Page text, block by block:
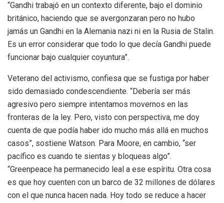
“Gandhi trabajó en un contexto diferente, bajo el dominio
británico, haciendo que se avergonzaran pero no hubo
jamás un Gandhi en la Alemania nazi ni en la Rusia de Stalin.
Es un error considerar que todo lo que decía Gandhi puede
funcionar bajo cualquier coyuntura”.
Veterano del activismo, confiesa que se fustiga por haber
sido demasiado condescendiente. “Debería ser más
agresivo pero siempre intentamos movernos en las
fronteras de la ley. Pero, visto con perspectiva, me doy
cuenta de que podía haber ido mucho más allá en muchos
casos”, sostiene Watson. Para Moore, en cambio, “ser
pacífico es cuando te sientas y bloqueas algo”.
“Greenpeace ha permanecido leal a ese espíritu. Otra cosa
es que hoy cuenten con un barco de 32 millones de dólares
con el que nunca hacen nada. Hoy todo se reduce a hacer